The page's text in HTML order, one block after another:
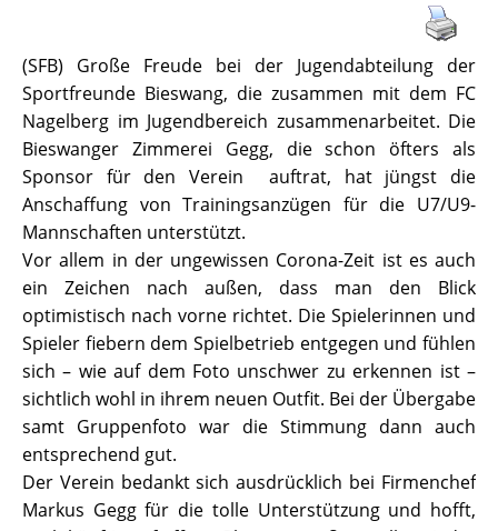
(SFB) Große Freude bei der Jugendabteilung der
Sportfreunde Bieswang, die zusammen mit dem FC
Nagelberg im Jugendbereich zusammenarbeitet. Die
Bieswanger Zimmerei Gegg, die schon öfters als
Sponsor für den Verein auftrat, hat jüngst die
Anschaffung von Trainingsanzügen für die U7/U9-
Mannschaften unterstützt.
Vor allem in der ungewissen Corona-Zeit ist es auch
ein Zeichen nach außen, dass man den Blick
optimistisch nach vorne richtet. Die Spielerinnen und
Spieler fiebern dem Spielbetrieb entgegen und fühlen
sich – wie auf dem Foto unschwer zu erkennen ist –
sichtlich wohl in ihrem neuen Outfit. Bei der Übergabe
samt Gruppenfoto war die Stimmung dann auch
entsprechend gut.
Der Verein bedankt sich ausdrücklich bei Firmenchef
Markus Gegg für die tolle Unterstützung und hofft,